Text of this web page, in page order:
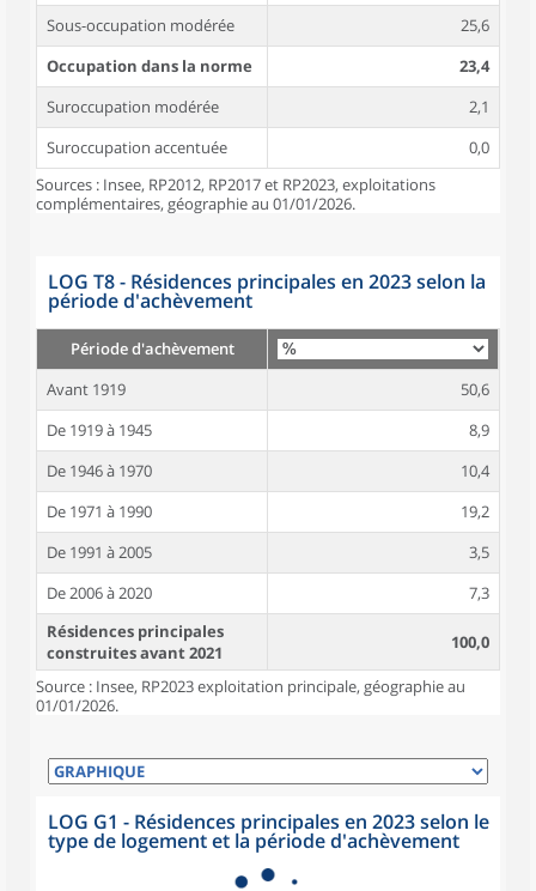
Sous-occupation modérée
25,6
Occupation dans la norme
23,4
Suroccupation modérée
2,1
Suroccupation accentuée
0,0
Sources : Insee, RP2012, RP2017 et RP2023, exploitations
complémentaires, géographie au 01/01/2026.
LOG T8 - Résidences principales en 2023 selon la
période d'achèvement
Période d'achèvement
Avant 1919
50,6
De 1919 à 1945
8,9
De 1946 à 1970
10,4
De 1971 à 1990
19,2
De 1991 à 2005
3,5
De 2006 à 2020
7,3
Résidences principales
construites avant 2021
100,0
Source : Insee, RP2023 exploitation principale, géographie au
01/01/2026.
LOG G1 - Résidences principales en 2023 selon le
type de logement et la période d'achèvement